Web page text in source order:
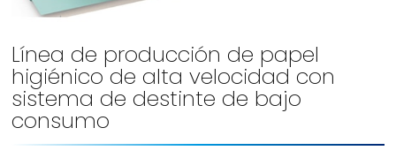
Línea de producción de papel
higiénico de alta velocidad con
sistema de destinte de bajo
consumo